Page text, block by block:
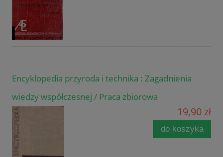
Encyklopedia przyroda i technika : Zagadnienia
wiedzy współczesnej / Praca zbiorowa
19,90 zł
do koszyka